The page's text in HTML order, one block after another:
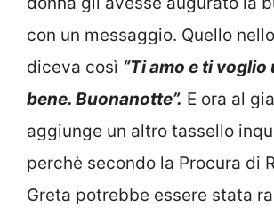
con un messaggio. Quello
diceva così “Ti amo e ti
bene. Buonanotte”. E ora al
aggiunge un altro tassello
perchè secondo la Procura di
Greta potrebbe essere stata